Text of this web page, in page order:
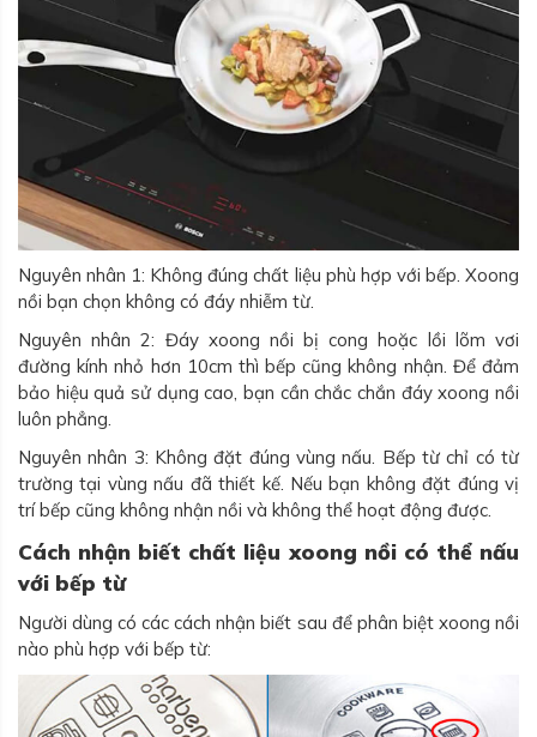
Nguyên nhân 1: Không đúng chất liệu phù hợp với bếp. Xoong
nồi bạn chọn không có đáy nhiễm từ.
Nguyên nhân 2: Đáy xoong nồi bị cong hoặc lồi lõm vơi
đường kính nhỏ hơn 10cm thì bếp cũng không nhận. Để đảm
bảo hiệu quả sử dụng cao, bạn cần chắc chắn đáy xoong nồi
luôn phẳng.
Nguyên nhân 3: Không đặt đúng vùng nấu. Bếp từ chỉ có từ
trường tại vùng nấu đã thiết kế. Nếu bạn không đặt đúng vị
trí bếp cũng không nhận nồi và không thể hoạt động được.
Cách nhận biết chất liệu xoong nồi có thể nấu
với bếp từ
Người dùng có các cách nhận biết sau để phân biệt xoong nồi
nào phù hợp với bếp từ: